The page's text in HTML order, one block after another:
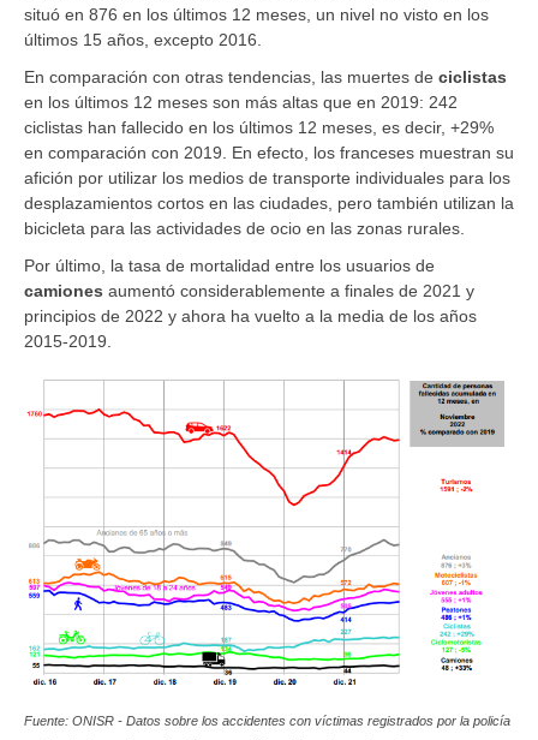
situó en 876 en los últimos 12 meses, un nivel no visto en los
últimos 15 años, excepto 2016.
En comparación con otras tendencias, las muertes de ciclistas
en los últimos 12 meses son más altas que en 2019: 242
ciclistas han fallecido en los últimos 12 meses, es decir, +29%
en comparación con 2019. En efecto, los franceses muestran su
afición por utilizar los medios de transporte individuales para los
desplazamientos cortos en las ciudades, pero también utilizan la
bicicleta para las actividades de ocio en las zonas rurales.
Por último, la tasa de mortalidad entre los usuarios de
camiones aumentó considerablemente a finales de 2021 y
principios de 2022 y ahora ha vuelto a la media de los años
2015-2019.
Fuente: ONISR - Datos sobre los accidentes con víctimas registrados por la policía